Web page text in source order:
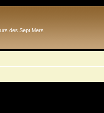
des Sept Mers